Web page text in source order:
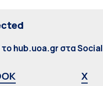
hub.uoa.gr στα Social
X